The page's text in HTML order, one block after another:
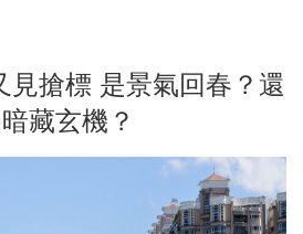
見搶標 是景氣回春？還
藏玄機？